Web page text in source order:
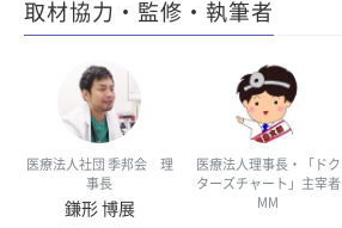
取材協力・監修・執筆者
医療法人社団 季邦会 理
事長
鎌形 博展
医療法人理事長・「ドク
ターズチャート」主宰者
MM